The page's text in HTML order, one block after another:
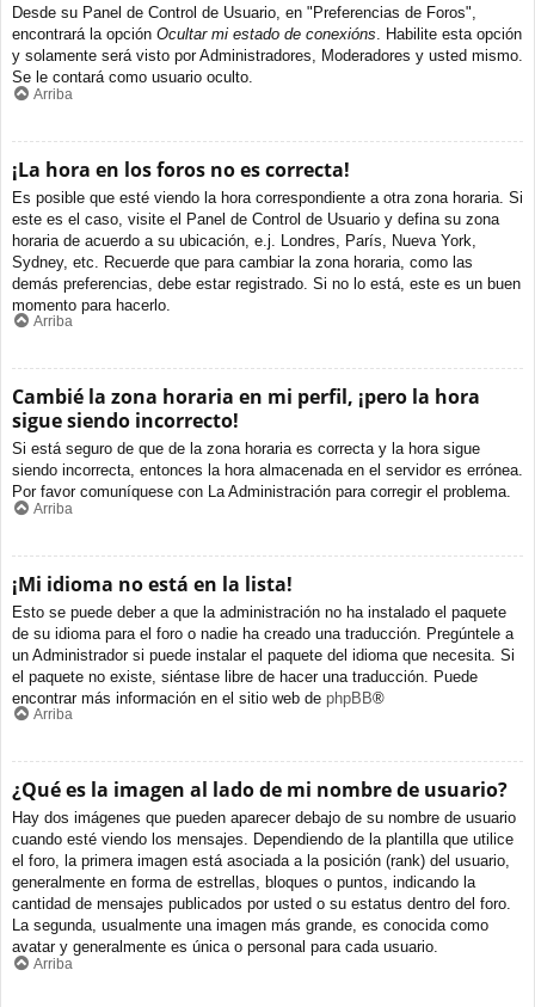
Desde su Panel de Control de Usuario, en "Preferencias de Foros",
encontrará la opción Ocultar mi estado de conexións. Habilite esta opción
y solamente será visto por Administradores, Moderadores y usted mismo.
Se le contará como usuario oculto.
Arriba
¡La hora en los foros no es correcta!
Es posible que esté viendo la hora correspondiente a otra zona horaria. Si
este es el caso, visite el Panel de Control de Usuario y defina su zona
horaria de acuerdo a su ubicación, e.j. Londres, París, Nueva York,
Sydney, etc. Recuerde que para cambiar la zona horaria, como las
demás preferencias, debe estar registrado. Si no lo está, este es un buen
momento para hacerlo.
Arriba
Cambié la zona horaria en mi perfil, ¡pero la hora
sigue siendo incorrecto!
Si está seguro de que de la zona horaria es correcta y la hora sigue
siendo incorrecta, entonces la hora almacenada en el servidor es errónea.
Por favor comuníquese con La Administración para corregir el problema.
Arriba
¡Mi idioma no está en la lista!
Esto se puede deber a que la administración no ha instalado el paquete
de su idioma para el foro o nadie ha creado una traducción. Pregúntele a
un Administrador si puede instalar el paquete del idioma que necesita. Si
el paquete no existe, siéntase libre de hacer una traducción. Puede
encontrar más información en el sitio web de phpBB®
Arriba
¿Qué es la imagen al lado de mi nombre de usuario?
Hay dos imágenes que pueden aparecer debajo de su nombre de usuario
cuando esté viendo los mensajes. Dependiendo de la plantilla que utilice
el foro, la primera imagen está asociada a la posición (rank) del usuario,
generalmente en forma de estrellas, bloques o puntos, indicando la
cantidad de mensajes publicados por usted o su estatus dentro del foro.
La segunda, usualmente una imagen más grande, es conocida como
avatar y generalmente es única o personal para cada usuario.
Arriba